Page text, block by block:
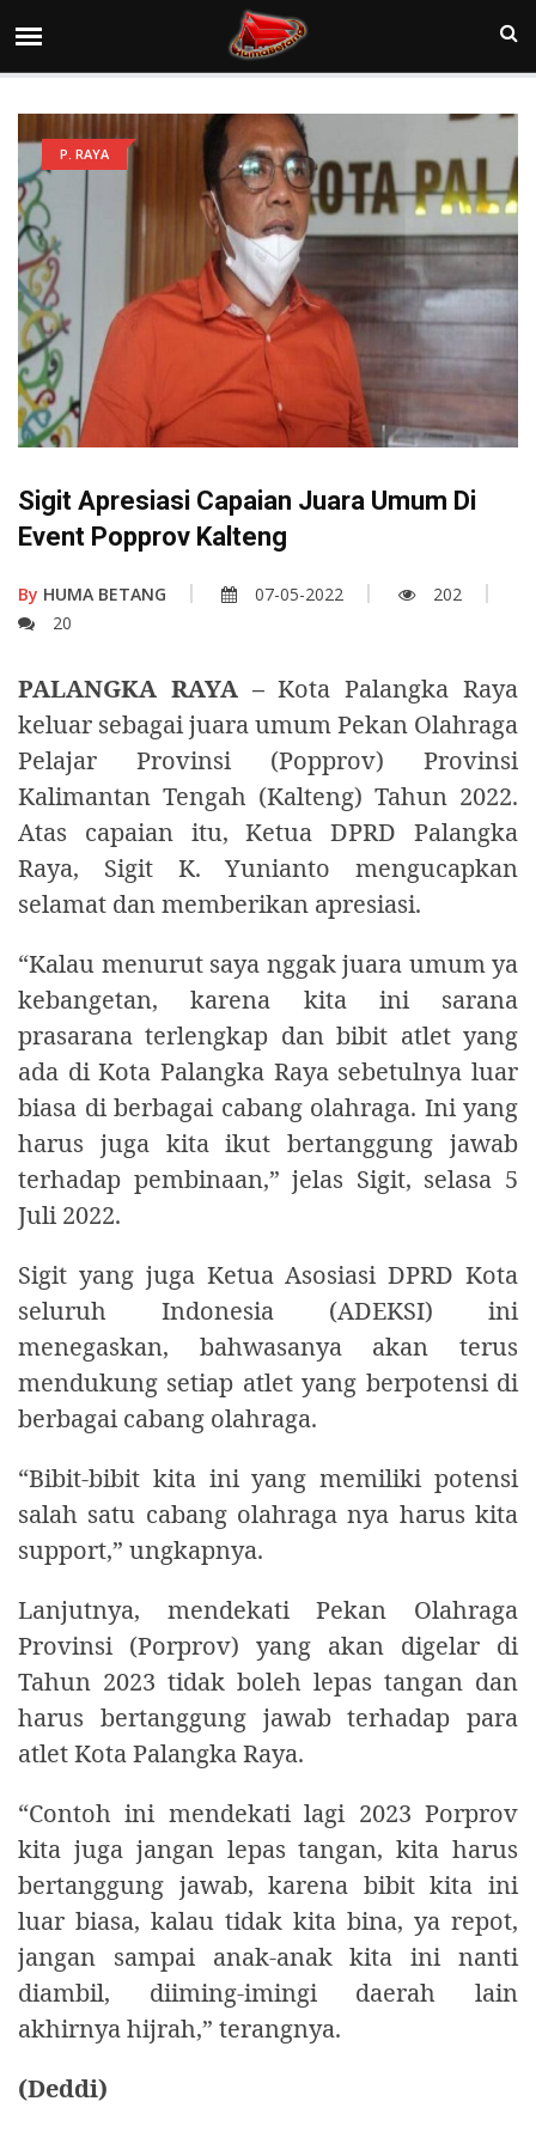
P. RAYA
Sigit Apresiasi Capaian Juara Umum Di
Event Popprov Kalteng
By HUMA BETANG 07-05-2022
202
20
PALANGKA RAYA –Kota Palangka Raya
keluar sebagai juara umum Pekan Olahraga
Pelajar Provinsi (Popprov) Provinsi
Kalimantan Tengah (Kalteng) Tahun 2022.
Atas capaian itu, Ketua DPRD Palangka
Raya, Sigit K. Yunianto mengucapkan
selamat dan memberikan apresiasi.
“Kalau menurut saya nggak juara umum ya
kebangetan, karena kita ini sarana
prasarana terlengkap dan bibit atlet yang
ada di Kota Palangka Raya sebetulnya luar
biasa di berbagai cabang olahraga. Ini yang
harus juga kita ikut bertanggung jawab
terhadap pembinaan,” jelas Sigit, selasa 5
Juli 2022.
Sigit yang juga Ketua Asosiasi DPRD Kota
seluruh Indonesia (ADEKSI) ini
menegaskan, bahwasanya akan terus
mendukung setiap atlet yang berpotensi di
berbagai cabang olahraga.
“Bibit-bibit kita ini yang memiliki potensi
salah satu cabang olahraga nya harus kita
support,” ungkapnya.
Lanjutnya, mendekati Pekan Olahraga
Provinsi (Porprov) yang akan digelar di
Tahun 2023 tidak boleh lepas tangan dan
harus bertanggung jawab terhadap para
atlet Kota Palangka Raya.
“Contoh ini mendekati lagi 2023 Porprov
kita juga jangan lepas tangan, kita harus
bertanggung jawab, karena bibit kita ini
luar biasa, kalau tidak kita bina, ya repot,
jangan sampai anak-anak kita ini nanti
diambil, diiming-imingi daerah lain
akhirnya hijrah,” terangnya.
(Deddi)